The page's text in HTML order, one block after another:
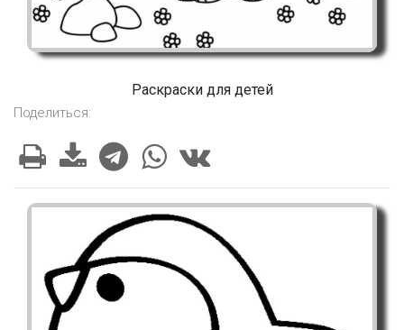
Раскраски для детей
Поделиться: